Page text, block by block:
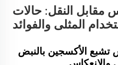
مقابل النقل: حالات
المثلى والفوائد
تشبع الأكسجين بالنبض
والانعكاس